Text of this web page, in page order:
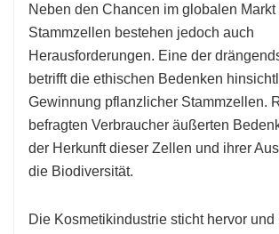
Neben den Chancen im globalen
Stammzellen bestehen jedoch auch
Herausforderungen. Eine der
betrifft die ethischen Bedenken
Gewinnung pflanzlicher Stammzellen.
befragten Verbraucher äußerten
der Herkunft dieser Zellen und ihrer
die Biodiversität.
Die Kosmetikindustrie sticht hervor und